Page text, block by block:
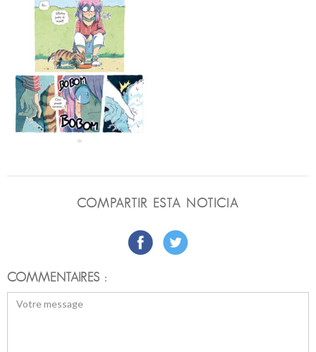
COMPARTIR ESTA NOTICIA
COMMENTAIRES :